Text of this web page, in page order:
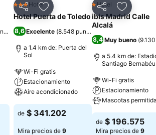
)
CompartirAgregar a favoritos
3 Estrellas
Hotel
Hotel Puerta de Toledo
8,6 Excelente (8.548 puntuaciones
a 1.4 km de: Puerta del
Sol
Wi-Fi gratis
Estacionamiento
Aire acondicionado
de $ 341.202
Mira precios de 9
CompartirAgregar
1 Estrellas
Hotel
ibis Madrid Calle
Alcalá
8,4 Muy bueno (
a 5.4 km de:
Santiago Bernabéu
Wi-Fi gratis
Estacionamiento
Mascotas
de $ 196.575
Mira precios de 9